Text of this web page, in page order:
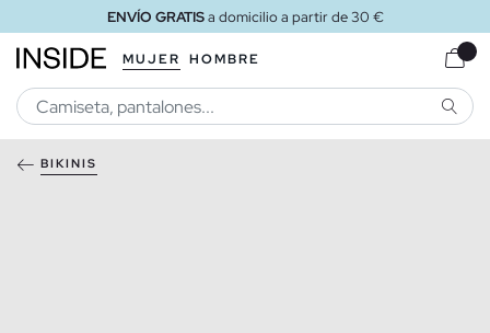
ENVÍO GRATISa domicilio a partir de 30 €
MUJER HOMBRE
BIKINIS